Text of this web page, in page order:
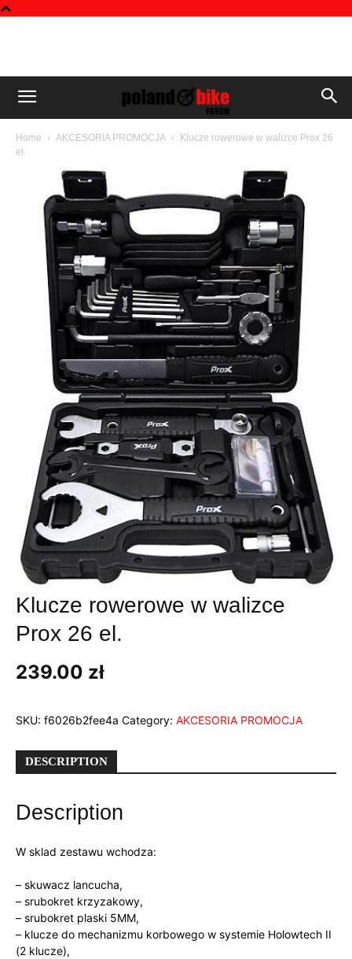
Home AKCESORIA PROMOCJA
Klucze rowerowe w walizce Prox 26
el.
Klucze rowerowe w walizce
Prox 26 el.
239.00 zł
SKU: f6026b2fee4a Category: AKCESORIA PROMOCJA
DESCRIPTION
Description
W sklad zestawu wchodza:
– skuwacz lancucha,
– srubokret krzyzakowy,
– srubokret plaski 5MM,
– klucze do mechanizmu korbowego w systemie Holowtech II
(2 klucze),